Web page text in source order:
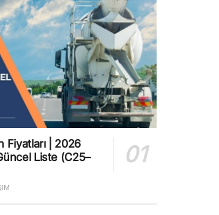
Fiyatları | 2026
Liste (C25–